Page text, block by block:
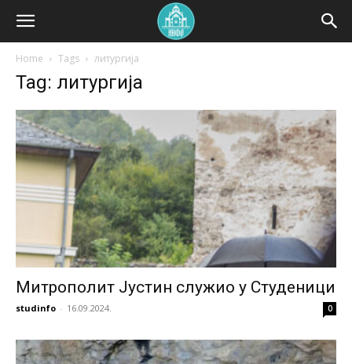
Home Tags литургија
Tag: литургија
Митрополит Јустин служио у Студеници
studinfo - 16.09.2024. 0